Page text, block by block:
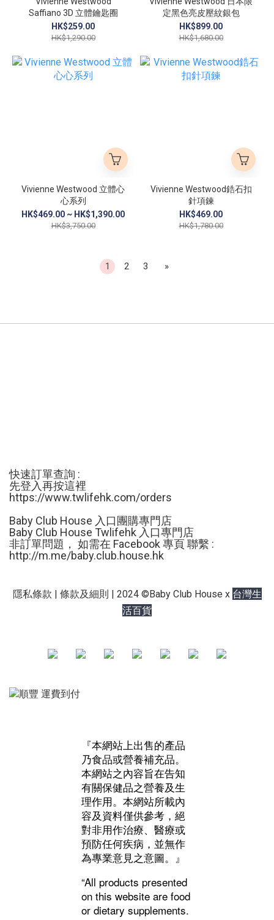
Saffiano 3D 立體鑰匙圈
HK$259.00
HK$1,290.00
定黑色亮皮壓紋銀包
HK$899.00
HK$1,680.00
Vivienne Westwood 立體心
心系列
HK$469.00 ~ HK$1,390.00
HK$3,750.00
Vivienne Westwood鋯石扣
針項鍊
HK$469.00
HK$1,780.00
1 2 3 »
快速訂單查詢 :
先登入再按這裡
https://www.twlifehk.com/orders
Baby Club House 入口團購專門店
Baby Club House Twlifehk 入口專門店
非訂單問題， 如需在 Facebook 專頁 聯繫 :
http://m.me/baby.club.house.hk
隱私條款 | 條款及細則 | 2024 ©Baby Club House x 台灣生
活百貨
『本網站上出售的產品
乃食品或營養補充品。
本網站之內容旨在告知
有關保健品之營養及生
理作用。本網站所載內
容及資料僅供參考，絕
對非用作治療、醫療或
預防任何疾病，並無作
為專業意見之意圖。』
“All products presented
on this website are food
or dietary supplements.